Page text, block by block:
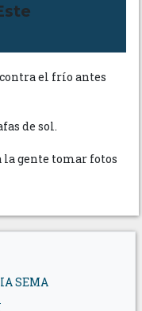
el frío antes
de sol.
la gente tomar fotos
SEMA